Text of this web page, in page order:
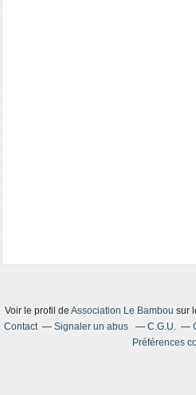
Voir le profil de Association Le Bambou sur
Contact
Signaler un abus C.G.U.
Préférences